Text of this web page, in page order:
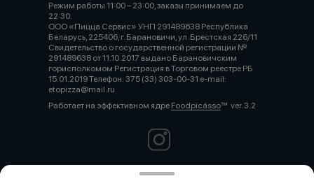
Режим работы 11:00 – 23:00, заказы принимаем до
22:30.⠀⠀⠀⠀⠀⠀⠀⠀⠀⠀⠀⠀⠀⠀⠀⠀⠀⠀⠀⠀⠀⠀⠀⠀⠀⠀⠀⠀⠀⠀⠀⠀⠀⠀⠀⠀⠀⠀
ООО «Пицца Сервис» УНП 291489638 Республика
Беларусь, 225406, г. Барановичи, ул. Брестская 226/11
Свидетельство о государственной регистрации №
291489638 от 11.10.2017 выдано Барановичским
горисполкомом Регистрация в Торговом реестре РБ
15.01.2019 Телефон: 375 (33) 303-00-31 e-mail:
etopizza@mail.ru
Работает на эффективном ядре Foodpicássover. 3.2